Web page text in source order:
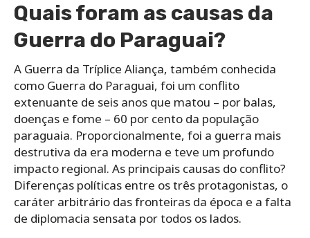
Quais foram as causas da
Guerra do Paraguai?
A Guerra da Tríplice Aliança, também conhecida
como Guerra do Paraguai, foi um conflito
extenuante de seis anos que matou – por balas,
doenças e fome – 60 por cento da população
paraguaia. Proporcionalmente, foi a guerra mais
destrutiva da era moderna e teve um profundo
impacto regional. As principais causas do conflito?
Diferenças políticas entre os três protagonistas, o
caráter arbitrário das fronteiras da época e a falta
de diplomacia sensata por todos os lados.